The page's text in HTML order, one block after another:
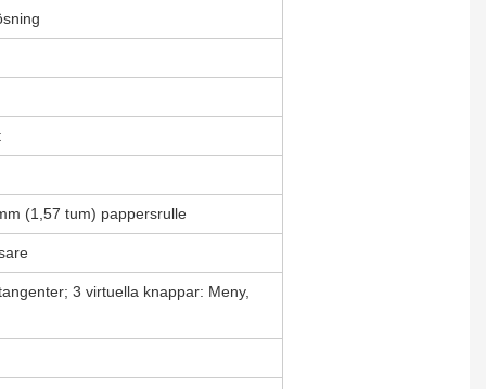
(1,57 tum) pappersrulle
3 virtuella knappar: Meny,